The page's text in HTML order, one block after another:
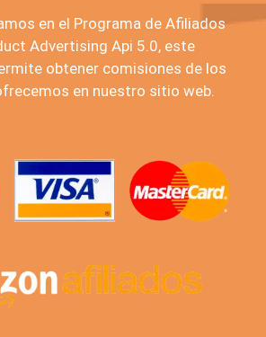
en el Programa de Afiliados
Advertising Api 5.0, este
obtener comisiones de los
en nuestro sitio web.